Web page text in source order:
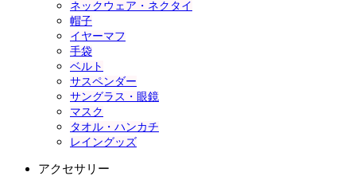
ネックウェア・ネクタイ
帽子
イヤーマフ
手袋
ベルト
サスペンダー
サングラス・眼鏡
マスク
タオル・ハンカチ
レイングッズ
アクセサリー